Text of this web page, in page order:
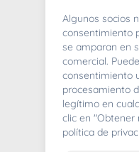
Whoops!
Algunos socios
consentimiento
se amparan en
comercial.
consentimiento
procesamiento
legítimo en
clic en "Obtener
política de